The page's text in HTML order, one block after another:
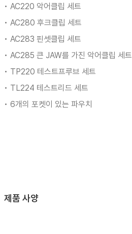
• AC220 악어클립 세트
• AC280 후크클립 세트
• AC283 핀셋클립 세트
• AC285 큰 JAW를 가진 악어클립 세트
• TP220 테스트프루브 세트
• TL224 테스트리드 세트
• 6개의 포켓이 있는 파우치
제품 사양